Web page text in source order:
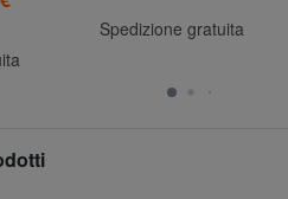
Spedizione gratuita